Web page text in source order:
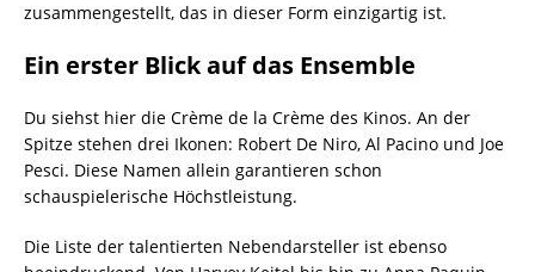
zusammengestellt, das in dieser Form einzigartig ist.
Ein erster Blick auf das Ensemble
Du siehst hier die Crème de la Crème des Kinos. An der
Spitze stehen drei Ikonen: Robert De Niro, Al Pacino und Joe
Pesci. Diese Namen allein garantieren schon
schauspielerische Höchstleistung.
Die Liste der talentierten Nebendarsteller ist ebenso